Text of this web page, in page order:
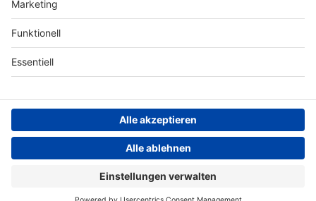
Grounding Page ANTENNE
BAYERN
Datenschutz­erklärung
einstellungen
Persönliche Datenkontrolle
ANTENNE BAYERN Live